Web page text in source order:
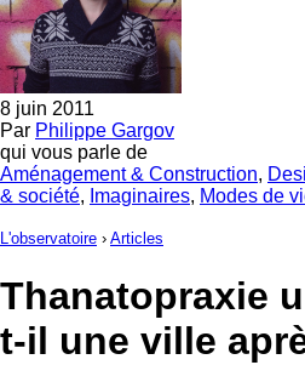
8 juin 2011
Par Philippe Gargov
qui vous parle de
Aménagement & Construction,
& société, Imaginaires, Modes de
L'observatoire › Articles
Thanatopraxie
t-il une ville